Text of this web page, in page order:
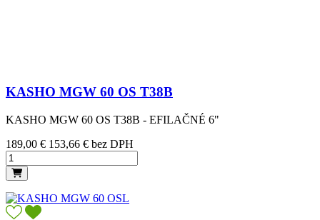
KASHO MGW 60 OS T38B
KASHO MGW 60 OS T38B - EFILAČNÉ 6"
Cena
189,00 € 153,66 € bez DPH